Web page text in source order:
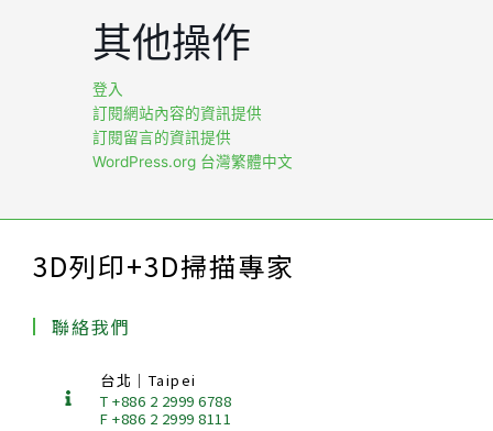
其他操作
登入
訂閱網站內容的資訊提供
訂閱留言的資訊提供
WordPress.org 台灣繁體中文
3D列印+3D掃描專家
聯絡我們
台北｜Taipei
T +886 2 2999 6788
F +886 2 2999 8111